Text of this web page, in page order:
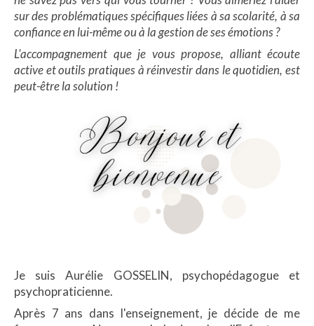
sur des problématiques spécifiques liées à sa scolarité, à sa
confiance en lui-même ou à la gestion de ses émotions ?
L'accompagnement que je vous propose, alliant écoute
active et outils pratiques à réinvestir dans le quotidien, est
peut-être la solution !
Je suis Aurélie GOSSELIN, psychopédagogue et
psychopraticienne.
Après 7 ans dans l'enseignement, je décide de me